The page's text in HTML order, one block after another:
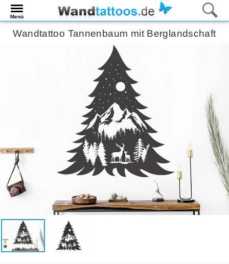
Menü
Wandtattoo Tannenbaum mit Berglandschaft